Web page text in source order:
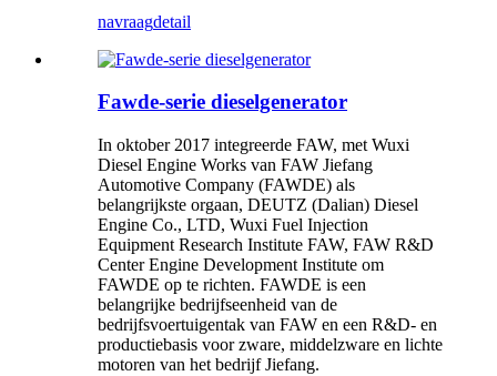
navraagdetail
Fawde-serie dieselgenerator
In oktober 2017 integreerde FAW, met Wuxi
Diesel Engine Works van FAW Jiefang
Automotive Company (FAWDE) als
belangrijkste orgaan, DEUTZ (Dalian) Diesel
Engine Co., LTD, Wuxi Fuel Injection
Equipment Research Institute FAW, FAW R&D
Center Engine Development Institute om
FAWDE op te richten. FAWDE is een
belangrijke bedrijfseenheid van de
bedrijfsvoertuigentak van FAW en een R&D- en
productiebasis voor zware, middelzware en lichte
motoren van het bedrijf Jiefang.